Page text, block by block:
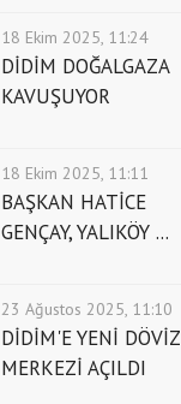
18 Ekim 2025, 11:24
DİDİM DOĞALGAZA
KAVUŞUYOR
18 Ekim 2025, 11:11
BAŞKAN HATİCE
GENÇAY, YALIKÖY ...
23 Ağustos 2025, 11:10
DİDİM'E YENİ DÖVİZ
MERKEZİ AÇILDI